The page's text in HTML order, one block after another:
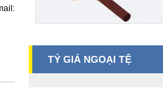
TỶ GIÁ NGOẠI TỆ